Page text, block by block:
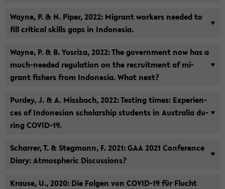
Wayne, P. & N. Piper, 2022: Mi­grant wor­k­ers nee­ded to
fill cri­ti­cal skills gaps in In­do­ne­sia.
Wayne, P. & B. Yus­ri­za, 2022: The go­vernment now has a
much-​needed re­gu­la­ti­on on the re­cruit­ment of mi­
grant fi­shers from In­do­ne­sia. What next?
Pur­dey, J. & A. Miss­bach, 2022: Tes­ting times: Ex­pe­ri­en­
ces of In­do­ne­si­an scholar­ship stu­dents in Aus­tra­lia du­
ring COVID-​19.
Schar­rer, T. & Steg­mann, F. 2021: GAA 2021 Con­fe­rence
Diary: At­mo­s­phe­ric Dis­cus­sions?
Krau­se, U., 2020: Die Fol­gen von COVID-​19 für Flucht